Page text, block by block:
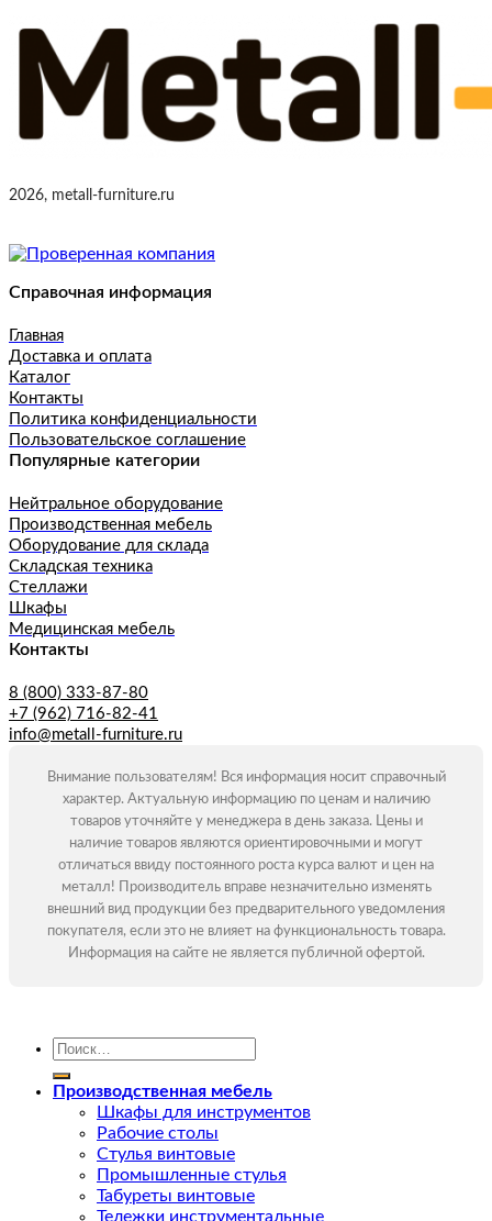
2026, metall-furniture.ru
Справочная информация
Главная
Доставка и оплата
Каталог
Контакты
Политика конфиденциальности
Пользовательское соглашение
Популярные категории
Нейтральное оборудование
Производственная мебель
Оборудование для склада
Складская техника
Стеллажи
Шкафы
Медицинская мебель
Контакты
8 (800) 333-87-80
+7 (962) 716-82-41
info@metall-furniture.ru
Внимание пользователям! Вся информация носит справочный
характер. Актуальную информацию по ценам и наличию
товаров уточняйте у менеджера в день заказа. Цены и
наличие товаров являются ориентировочными и могут
отличаться ввиду постоянного роста курса валют и цен на
металл! Производитель вправе незначительно изменять
внешний вид продукции без предварительного уведомления
покупателя, если это не влияет на функциональность товара.
Информация на сайте не является публичной офертой.
Искать:
Производственная мебель
Шкафы для инструментов
Рабочие столы
Стулья винтовые
Промышленные стулья
Табуреты винтовые
Тележки инструментальные